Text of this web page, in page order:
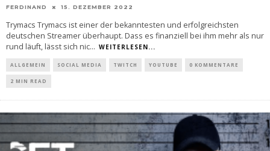
FERDINAND 15. DEZEMBER 2022
Trymacs Trymacs ist einer der bekanntesten und erfolgreichsten
deutschen Streamer überhaupt. Dass es finanziell bei ihm mehr als nur
rund läuft, lässt sich nic... WEITERLESEN...
ALLGEMEIN SOCIAL MEDIA TWITCH YOUTUBE 0 KOMMENTARE
2 MIN READ